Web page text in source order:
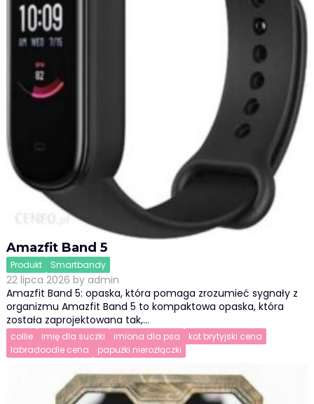
Amazfit Band 5
Produkt Smartbandy
22 lipca 2026 by admin
Amazfit Band 5: opaska, która pomaga zrozumieć sygnały z
organizmu Amazfit Band 5 to kompaktowa opaska, która
została zaprojektowana tak,…
collie imię dla suczki imiona dla psa
kot brytyjski cena
labradoodle cena
papużki nierozłączki